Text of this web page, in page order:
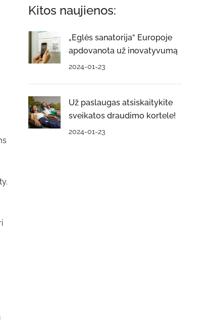
Kitos naujienos:
„Eglės sanatorija“ Europoje
apdovanota už inovatyvumą
2024-01-23
Už paslaugas atsiskaitykite
sveikatos draudimo kortele!
2024-01-23